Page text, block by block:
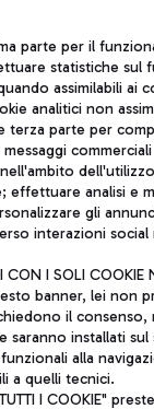
TRAVEL JOURNAL
ITA
- Società soggetta a
S.p.A.
parte per il
statistiche sul
assimilabili ai
analitici non
terza parte per
effettuare analisi e
gli
interazioni
I SOLI COOKIE
banner, lei non
il consenso,
saranno installati
alla
a quelli tecnici.
I COOKIE"